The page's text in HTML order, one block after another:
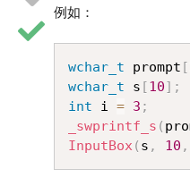
例如：
wchar_t prompt [
wchar_t s [10] ;
int i = 3 ;
_swprintf_s (
InputBox( s , 10 ,